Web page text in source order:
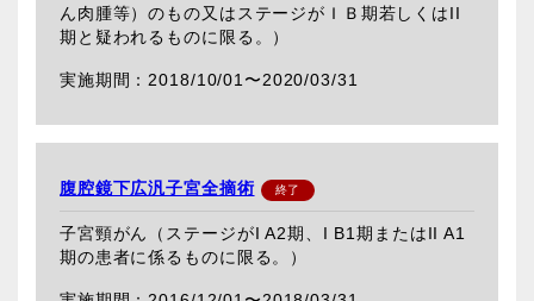
ん肉腫等）のもの又はステージがＩＢ期若しくはII
期と疑われるものに限る。）
2018/10/01〜2020/03/31
腹腔鏡下広汎子宮全摘術
子宮頸がん（ステージがI A2期、I B1期またはII A1
期の患者に係るものに限る。）